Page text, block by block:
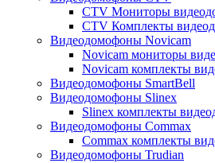
CTV Мониторы
CTV Комплекты
Видеодомофоны Novicam
Novicam мониторы
Novicam комплекты
Видеодомофоны SmartBell
Видеодомофоны Slinex
Slinex комплекты
Видеодомофоны Commax
Commax комплекты
Видеодомофоны Trudian